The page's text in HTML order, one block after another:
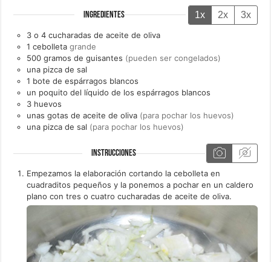
INGREDIENTES 1x 2x 3x
3 o 4 cucharadas de aceite de oliva
1 cebolleta grande
500 gramos de guisantes (pueden ser congelados)
una pizca de sal
1 bote de espárragos blancos
un poquito del líquido de los espárragos blancos
3 huevos
unas gotas de aceite de oliva (para pochar los huevos)
una pizca de sal (para pochar los huevos)
INSTRUCCIONES
Empezamos la elaboración cortando la cebolleta en
cuadraditos pequeños y la ponemos a pochar en un caldero
plano con tres o cuatro cucharadas de aceite de oliva.